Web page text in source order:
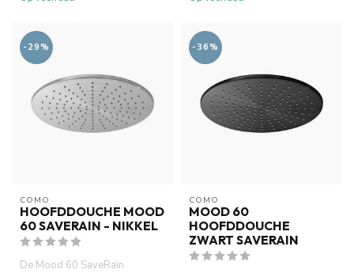
-29%
COMO
HOOFDDOUCHE MOOD
60 SAVERAIN - NIKKEL
De Mood 60 SaveRain
-36%
COMO
MOOD 60
HOOFDDOUCHE
ZWART SAVERAIN